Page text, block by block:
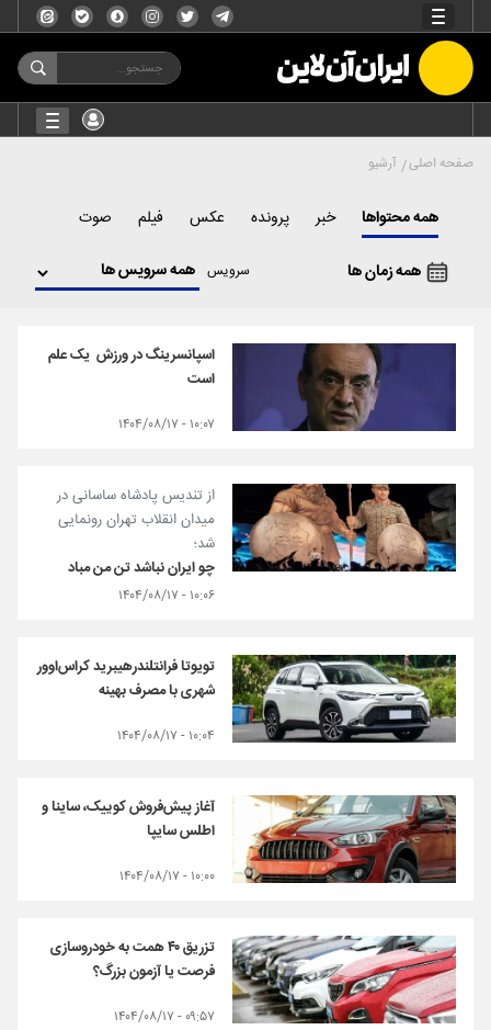
صفحه اصلی آرشیو
همه محتواها خبر پرونده عکس فیلم صوت
همه زمان ها سرویس
اسپانسرینگ در ورزش یک علم
است
۱۰:۰۷ - ۱۴۰۴/۰۸/۱۷
از تندیس پادشاه ساسانی در
میدان انقلاب تهران رونمایی
شد؛
چو ایران نباشد تن من مباد
۱۰:۰۶ - ۱۴۰۴/۰۸/۱۷
تویوتا فرانتلندرهیبرید کراس‌اوور
شهری با مصرف بهینه
۱۰:۰۴ - ۱۴۰۴/۰۸/۱۷
آغاز پیش‌فروش کوییک، ساینا و
اطلس سایپا
۱۰:۰۰ - ۱۴۰۴/۰۸/۱۷
تزریق ۴۰ همت به خودروسازی
فرصت یا آزمون بزرگ؟
۰۹:۵۷ - ۱۴۰۴/۰۸/۱۷